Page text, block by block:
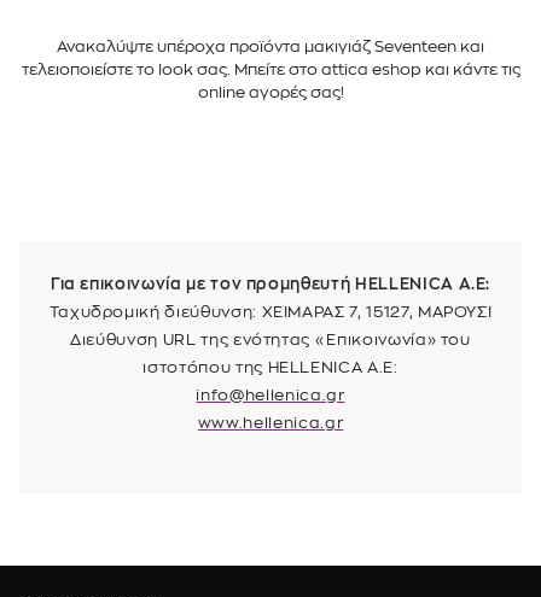
Ανακαλύψτε υπέροχα προϊόντα μακιγιάζ Seventeen και
τελειοποιείστε το look σας. Μπείτε στο attica eshop και κάντε τις
online αγορές σας!
Για επικοινωνία με τον προμηθευτή HELLENICA Α.Ε:
Ταχυδρομική διεύθυνση: ΧΕΙΜΑΡΑΣ 7, 15127, ΜΑΡΟΥΣΙ
Διεύθυνση URL της ενότητας «Επικοινωνία» του
ιστοτόπου της HELLENICA Α.Ε:
info@hellenica.gr
www.hellenica.gr